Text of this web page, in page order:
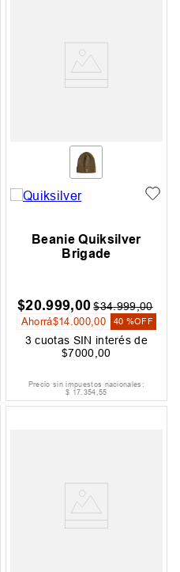
Beanie Quiksilver
Brigade
$20.999,00 $34.999,00
Ahorrá$14 000,00 40 %OFF
3 cuotas SIN interés de
$7000 ,00
Precio sin impuestos nacionales:
$ 17.354,55